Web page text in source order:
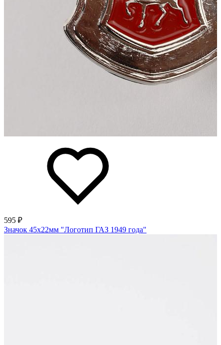
595 ₽
Значок 45х22мм "Логотип ГАЗ 1949 года"